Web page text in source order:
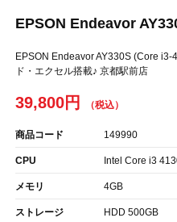
EPSON Endeavor
EPSON Endeavor AY330S (Core
ド・エクセル搭載♪ 京都駅前店
39,800円
商品コード 149990
CPU Intel Core i3
メモリ 4GB
ストレージ HDD 500GB